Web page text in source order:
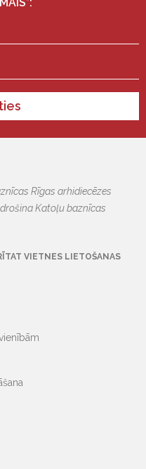
Rīgas arhidiecēzes
Katoļu baznīcas
VIETNES LIETOŠANAS